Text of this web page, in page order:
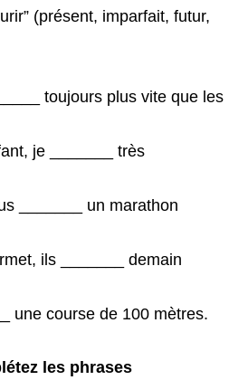
(présent, imparfait, futur,
toujours plus vite que les
je _______ très
_______ un marathon
ils _______ demain
une course de 100 mètres.
les phrases